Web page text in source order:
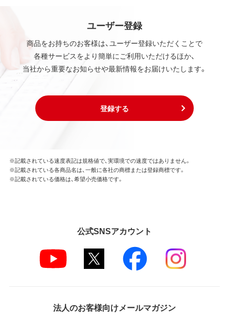
ユーザー登録
商品をお持ちのお客様は、ユーザー登録いただくことで
各種サービスをより簡単にご利用いただけるほか、
当社から重要なお知らせや最新情報をお届けいたします。
登録する
※記載されている速度表記は規格値で、実環境での速度ではありません。
※記載されている各商品名は、一般に各社の商標または登録商標です。
※記載されている価格は、希望小売価格です。
公式SNSアカウント
法人のお客様向けメールマガジン